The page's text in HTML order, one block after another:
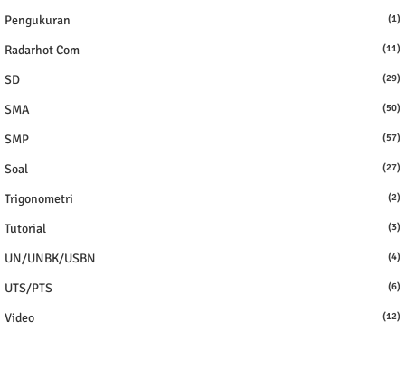
Pengukuran (1)
Radarhot Com (11)
SD (29)
SMA (50)
SMP (57)
Soal (27)
Trigonometri (2)
Tutorial (3)
UN/UNBK/USBN (4)
UTS/PTS (6)
Video (12)